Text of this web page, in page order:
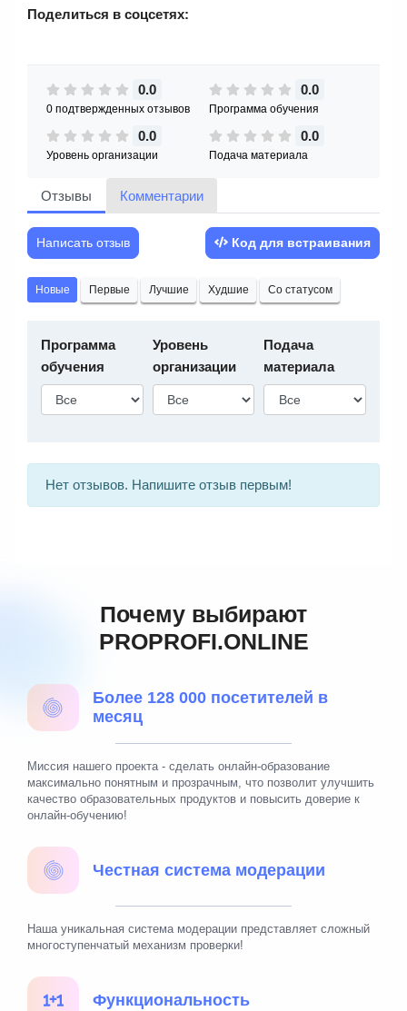
Поделиться в соцсетях:
0.0
0 подтвержденных отзывов
0.0
Программа обучения
0.0
Уровень организации
0.0
Подача материала
Отзывы Комментарии
Написать отзыв Код для встраивания
Новые Первые Лучшие Худшие Со статусом
Программа
обучения
Уровень
организации
Подача
материала
Нет отзывов. Напишите отзыв первым!
Почему выбирают
PROPROFI.ONLINE
Более 128 000 посетителей в
месяц
Миссия нашего проекта - сделать онлайн-образование
максимально понятным и прозрачным, что позволит улучшить
качество образовательных продуктов и повысить доверие к
онлайн-обучению!
Честная система модерации
Наша уникальная система модерации представляет сложный
многоступенчатый механизм проверки!
Функциональность